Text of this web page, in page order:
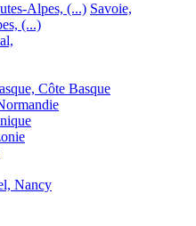
Alpes, (...) Savoie,
(...)
Côte Basque
Nancy